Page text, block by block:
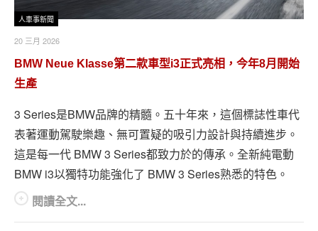
人車事新聞
20 三月 2026
BMW Neue Klasse第二款車型i3正式亮相，今年8月開始
生產
3 Series是BMW品牌的精髓。五十年來，這個標誌性車代
表著運動駕駛樂趣、無可置疑的吸引力設計與持續進步。
這是每一代 BMW 3 Series都致力於的傳承。全新純電動
BMW i3以獨特功能強化了 BMW 3 Series熟悉的特色。
閱讀全文...